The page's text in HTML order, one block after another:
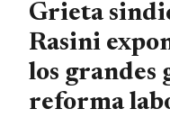
Grieta
Rasini
los grandes
reforma